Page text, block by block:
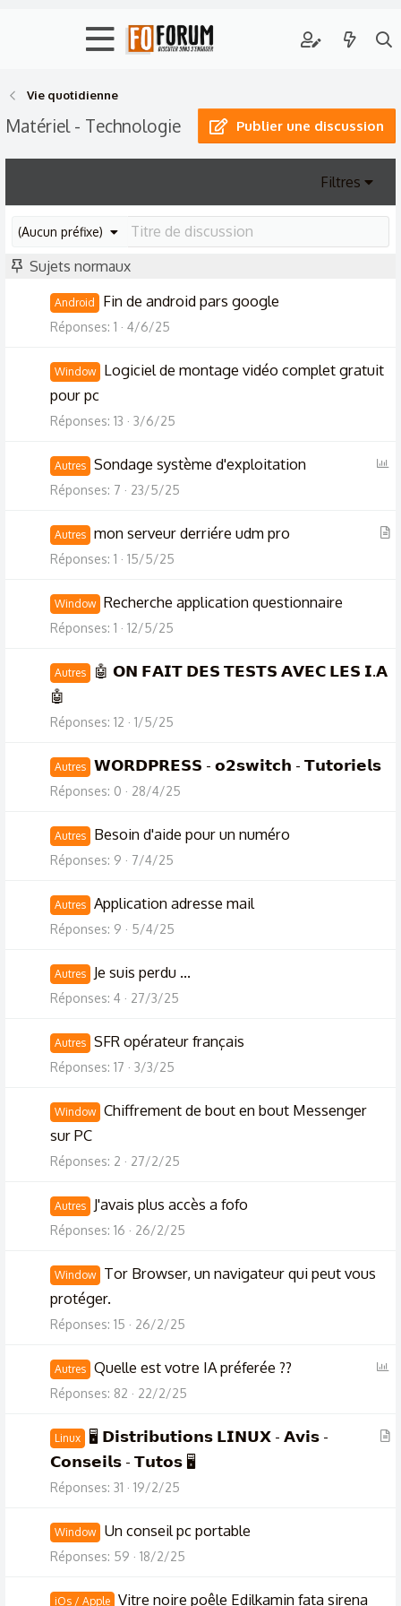
Vie quotidienne
Matériel - Technologie Publier une discussion
Filtres
(Aucun préfixe)
Sujets normaux
Android Fin de android pars google
Réponses 1 4/6/25
Window
Logiciel de montage vidéo complet gratuit
pour pc
Réponses 13 3/6/25
d
Autres Sondage système d'exploitation
Réponses 7 23/5/25
A
Autres mon serveur derriére udm pro
Réponses 1 15/5/25
Window Recherche application questionnaire
Réponses 1 12/5/25
Autres
🤖 𝗢𝗡 𝗙𝗔𝗜𝗧 𝗗𝗘𝗦 𝗧𝗘𝗦𝗧𝗦 𝗔𝗩𝗘𝗖 𝗟𝗘𝗦 𝗜.𝗔
🤖
Réponses 12 1/5/25
Autres 𝗪𝗢𝗥𝗗𝗣𝗥𝗘𝗦𝗦 - 𝗼𝟮𝘀𝘄𝗶𝘁𝗰𝗵 - 𝗧𝘂𝘁𝗼𝗿𝗶𝗲𝗹𝘀
Réponses 0 28/4/25
Autres Besoin d'aide pour un numéro
Réponses 9 7/4/25
Autres Application adresse mail
Réponses 9 5/4/25
Autres Je suis perdu ...
Réponses 4 27/3/25
Autres SFR opérateur français
Réponses 17 3/3/25
Window
Chiffrement de bout en bout Messenger
sur PC
Réponses 2 27/2/25
Autres J'avais plus accès a fofo
Réponses 16 26/2/25
Window
Tor Browser, un navigateur qui peut vous
protéger.
Réponses 15 26/2/25
d
Autres Quelle est votre IA préferée ??
Réponses 82 22/2/25
A
Linux
🖥️ 𝗗𝗶𝘀𝘁𝗿𝗶𝗯𝘂𝘁𝗶𝗼𝗻𝘀 𝗟𝗜𝗡𝗨𝗫 - 𝗔𝘃𝗶𝘀 -
𝗖𝗼𝗻𝘀𝗲𝗶𝗹𝘀 - 𝗧𝘂𝘁𝗼𝘀 🖥️
Réponses 31 19/2/25
Window Un conseil pc portable
Réponses 59 18/2/25
iOs / Apple Vitre noire poêle Edilkamin fata sirena